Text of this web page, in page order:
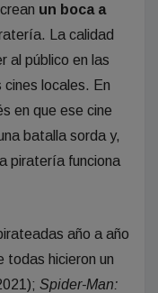
un boca a
La calidad
al público en las
locales. En
en que ese cine
batalla sorda y,
piratería funciona
año a año
todas hicieron un
Spider-Man: